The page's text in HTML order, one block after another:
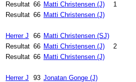
Resultat 66 Matti Christensen (J) 1
Resultat 66 Matti Christensen (J)
Herrer J 66 Matti Christensen (SJ)
Resultat 66 Matti Christensen (J) 2
Resultat 66 Matti Christensen (J)
Herrer J 93 Jonatan Gonge (J)